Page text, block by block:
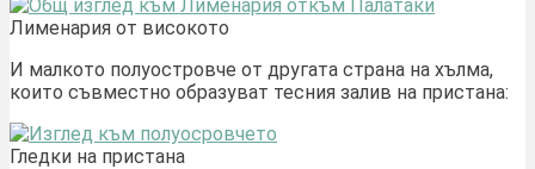
Лименария от високото
И малкото полуостровче от другата страна на хълма,
които съвместно образуват тесния залив на пристана:
Гледки на пристана